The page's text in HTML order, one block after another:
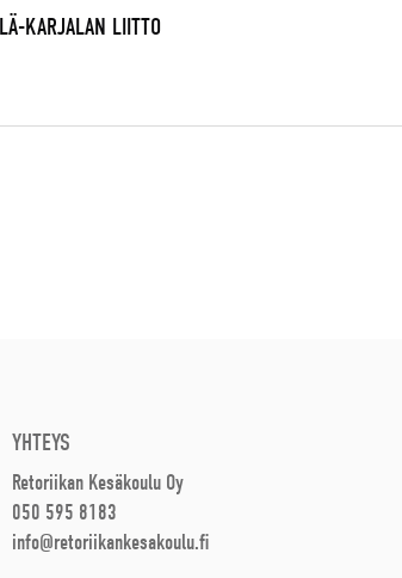
KARJALAN LIITTO
YHTEYS
Retoriikan Kesäkoulu Oy
050 595 8183
info@retoriikankesakoulu.fi